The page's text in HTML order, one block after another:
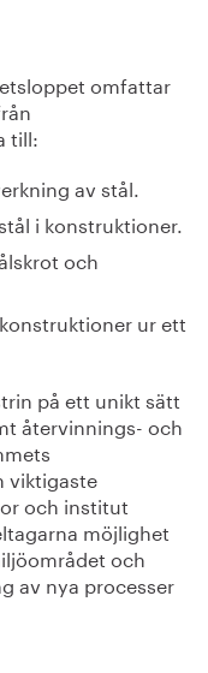
omfattar
till:
av stål.
i konstruktioner.
och
ur ett
på ett unikt sätt
återvinnings- och
viktigaste
och institut
möjlighet
och
av nya processer